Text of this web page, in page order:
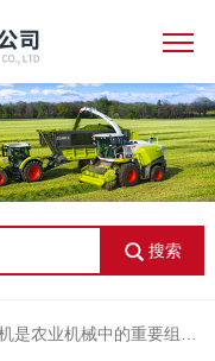
搜索
农业机械中的重要组成部分